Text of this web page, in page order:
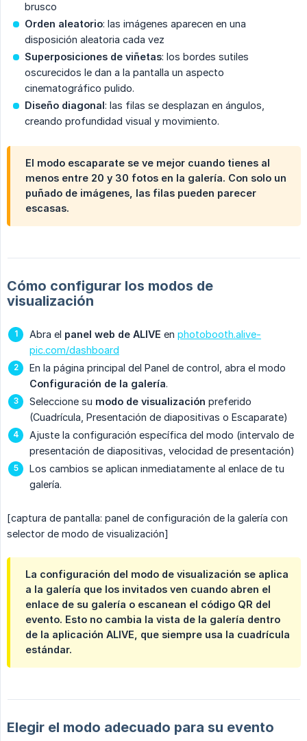
brusco
Orden aleatorio: las imágenes aparecen en una
disposición aleatoria cada vez
Superposiciones de viñetas: los bordes sutiles
oscurecidos le dan a la pantalla un aspecto
cinematográfico pulido.
Diseño diagonal: las filas se desplazan en ángulos,
creando profundidad visual y movimiento.
El modo escaparate se ve mejor cuando tienes al
menos entre 20 y 30 fotos en la galería. Con solo un
puñado de imágenes, las filas pueden parecer
escasas.
Cómo configurar los modos de
visualización
Abra el panel web de ALIVE en photobooth.alive-
pic.com/dashboard
En la página principal del Panel de control, abra el modo
Configuración de la galería.
Seleccione su modo de visualización preferido
(Cuadrícula, Presentación de diapositivas o Escaparate)
Ajuste la configuración específica del modo (intervalo de
presentación de diapositivas, velocidad de presentación)
Los cambios se aplican inmediatamente al enlace de tu
galería.
[captura de pantalla: panel de configuración de la galería con
selector de modo de visualización]
La configuración del modo de visualización se aplica
a la galería que los invitados ven cuando abren el
enlace de su galería o escanean el código QR del
evento. Esto no cambia la vista de la galería dentro
de la aplicación ALIVE, que siempre usa la cuadrícula
estándar.
Elegir el modo adecuado para su evento